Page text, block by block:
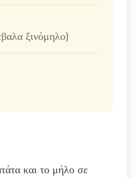
ξινόμηλο)
και το μήλο σε